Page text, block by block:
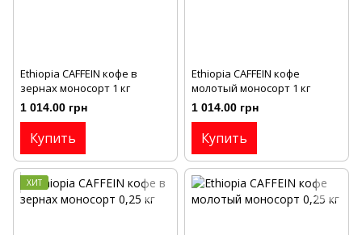
Ethiopia CAFFEIN кофе в
зернах моносорт 1 кг
1 014.00 грн
Купить
Ethiopia CAFFEIN кофе
молотый моносорт 1 кг
1 014.00 грн
Купить
ХИТ